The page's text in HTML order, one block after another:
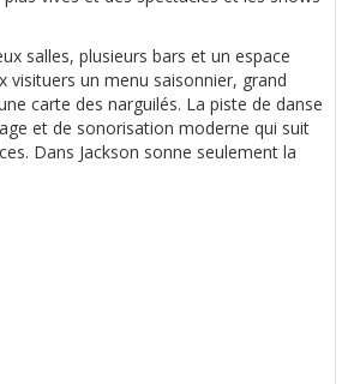
salles, plusieurs bars et un espace
visituers un menu saisonnier, grand
carte des narguilés. La piste de danse
et de sonorisation moderne qui suit
Dans Jackson sonne seulement la